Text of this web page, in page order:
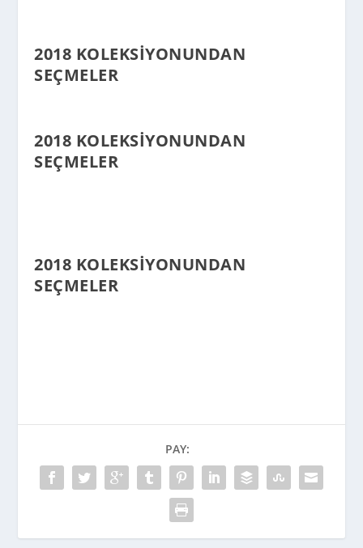
2018 KOLEKSIYONUNDAN
SEÇMELER
2018 KOLEKSIYONUNDAN
SEÇMELER
2018 KOLEKSIYONUNDAN
SEÇMELER
PAY: